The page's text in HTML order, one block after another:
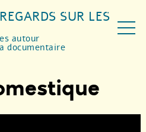
SUR LES
autour
documentaire